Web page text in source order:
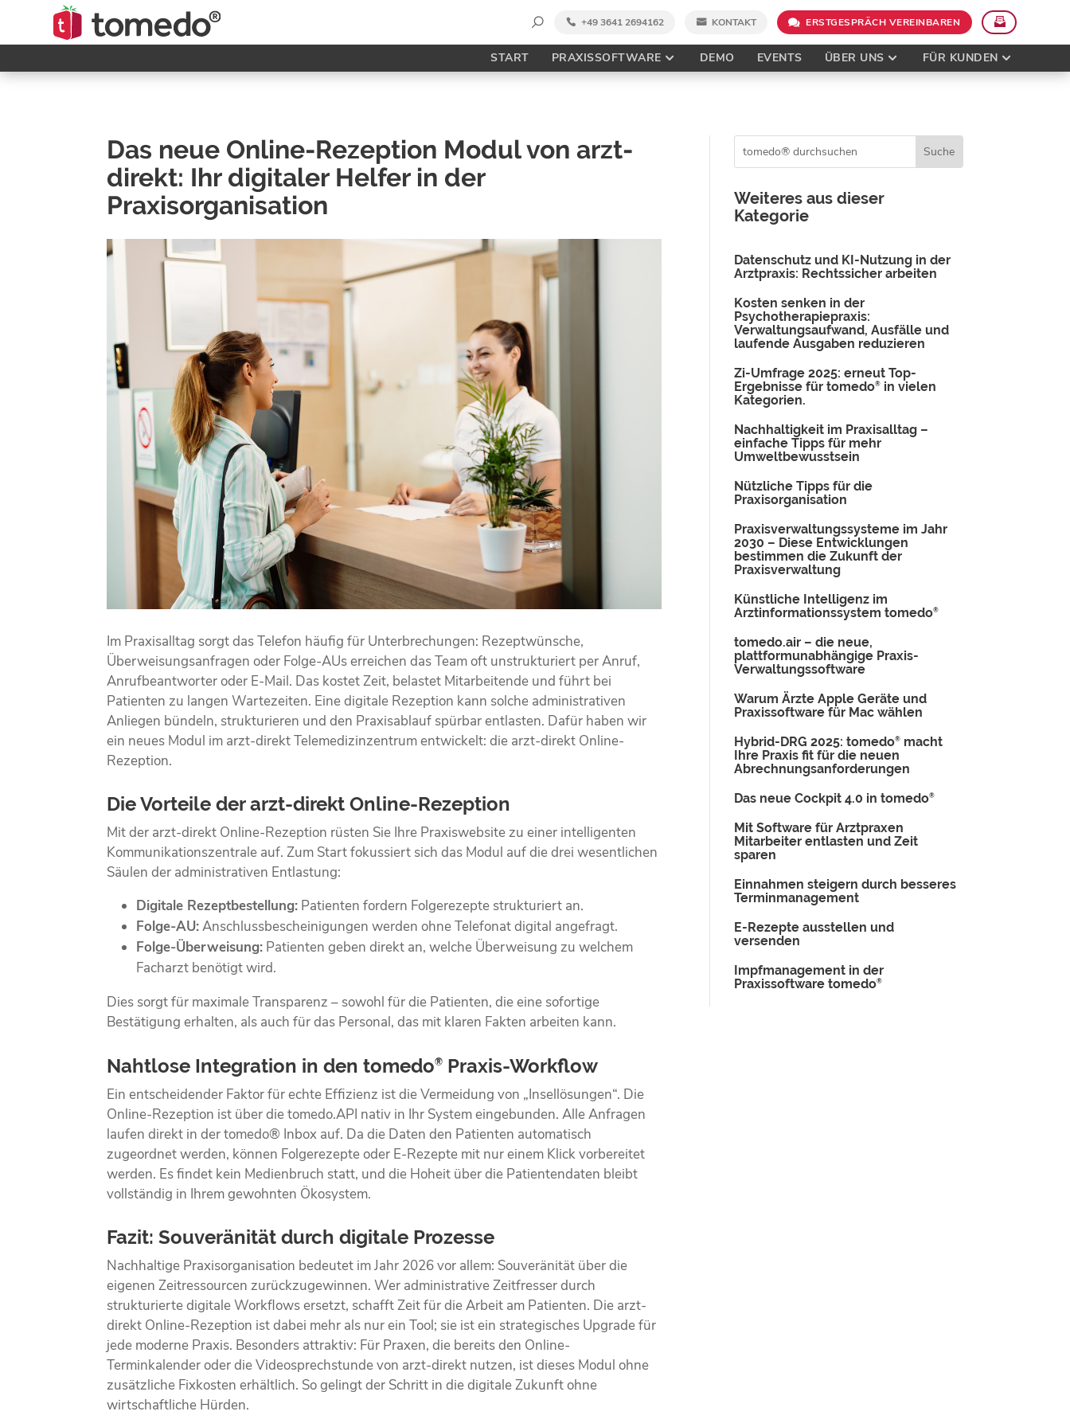
Suche
nach:
+49 3641 2694162 KONTAKT ERSTGESPRÄCH VEREINBAREN
START PRAXISSOFTWARE DEMO EVENTS ÜBER UNS FÜR KUNDEN
Das neue Online-Rezeption Modul von arzt-
direkt: Ihr digitaler Helfer in der
Praxisorganisation
Im Praxisalltag sorgt das Telefon häufig für Unterbrechungen: Rezeptwünsche,
Überweisungsanfragen oder Folge-AUs erreichen das Team oft unstrukturiert per Anruf,
Anrufbeantworter oder E-Mail. Das kostet Zeit, belastet Mitarbeitende und führt bei
Patienten zu langen Wartezeiten. Eine digitale Rezeption kann solche administrativen
Anliegen bündeln, strukturieren und den Praxisablauf spürbar entlasten. Dafür haben wir
ein neues Modul im arzt-direkt Telemedizinzentrum entwickelt: die arzt-direkt Online-
Rezeption.
Die Vorteile der arzt-direkt Online-Rezeption
Mit der arzt-direkt Online-Rezeption rüsten Sie Ihre Praxiswebsite zu einer intelligenten
Kommunikationszentrale auf. Zum Start fokussiert sich das Modul auf die drei wesentlichen
Säulen der administrativen Entlastung:
Digitale Rezeptbestellung: Patienten fordern Folgerezepte strukturiert an.
Folge-AU:Anschlussbescheinigungen werden ohne Telefonat digital angefragt.
Folge-Überweisung: Patienten geben direkt an, welche Überweisung zu welchem
Facharzt benötigt wird.
Dies sorgt für maximale Transparenz – sowohl für die Patienten, die eine sofortige
Bestätigung erhalten, als auch für das Personal, das mit klaren Fakten arbeiten kann.
Nahtlose Integration in den tomedo® Praxis-Workflow
Ein entscheidender Faktor für echte Effizienz ist die Vermeidung von „Insellösungen“. Die
Online-Rezeption ist über die tomedo.API nativ in Ihr System eingebunden. Alle Anfragen
laufen direkt in der tomedo® Inbox auf. Da die Daten den Patienten automatisch
zugeordnet werden, können Folgerezepte oder E-Rezepte mit nur einem Klick vorbereitet
werden. Es findet kein Medienbruch statt, und die Hoheit über die Patientendaten bleibt
vollständig in Ihrem gewohnten Ökosystem.
Fazit: Souveränität durch digitale Prozesse
Nachhaltige Praxisorganisation bedeutet im Jahr 2026 vor allem: Souveränität über die
eigenen Zeitressourcen zurückzugewinnen. Wer administrative Zeitfresser durch
strukturierte digitale Workflows ersetzt, schafft Zeit für die Arbeit am Patienten. Die arzt-
direkt Online-Rezeption ist dabei mehr als nur ein Tool; sie ist ein strategisches Upgrade für
jede moderne Praxis. Besonders attraktiv: Für Praxen, die bereits den Online-
Terminkalender oder die Videosprechstunde von arzt-direkt nutzen, ist dieses Modul ohne
zusätzliche Fixkosten erhältlich. So gelingt der Schritt in die digitale Zukunft ohne
wirtschaftliche Hürden.
Weiteres aus dieser
Kategorie
Datenschutz und KI-Nutzung in der
Arztpraxis: Rechtssicher arbeiten
Kosten senken in der
Psychotherapiepraxis:
Verwaltungsaufwand, Ausfälle und
laufende Ausgaben reduzieren
Zi-Umfrage 2025: erneut Top-
Ergebnisse für tomedo®in vielen
Kategorien.
Nachhaltigkeit im Praxisalltag –
einfache Tipps für mehr
Umweltbewusstsein
Nützliche Tipps für die
Praxisorganisation
Praxisverwaltungssysteme im Jahr
2030 – Diese Entwicklungen
bestimmen die Zukunft der
Praxisverwaltung
Künstliche Intelligenz im
Arztinformationssystem tomedo®
tomedo.air – die neue,
plattformunabhängige Praxis-
Verwaltungssoftware
Warum Ärzte Apple Geräte und
Praxissoftware für Mac wählen
Hybrid-DRG 2025: tomedo®macht
Ihre Praxis fit für die neuen
Abrechnungsanforderungen
Das neue Cockpit 4.0 in tomedo®
Mit Software für Arztpraxen
Mitarbeiter entlasten und Zeit
sparen
Einnahmen steigern durch besseres
Terminmanagement
E-Rezepte ausstellen und
versenden
Impfmanagement in der
Praxissoftware tomedo®